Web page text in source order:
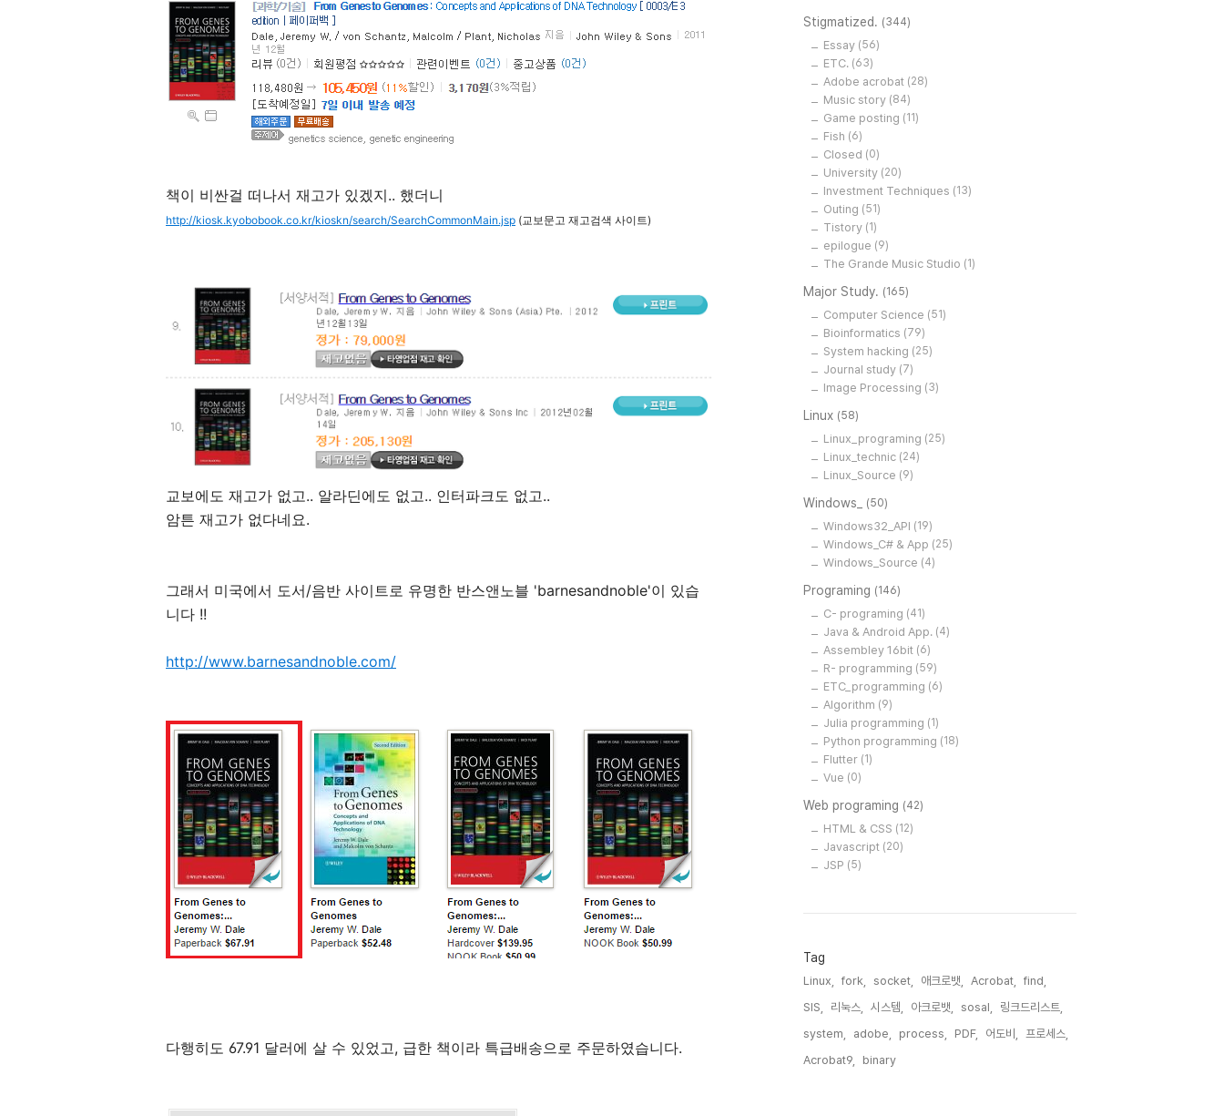
책이 비싼걸 떠나서 재고가 있겠지.. 했더니
http://kiosk.kyobobook.co.kr/kioskn/search/SearchCommonMain.jsp (교보문고 재고검색 사이트)
교보에도 재고가 없고.. 알라딘에도 없고.. 인터파크도 없고..
암튼 재고가 없다네요.
그래서 미국에서 도서/음반 사이트로 유명한 반스앤노블 'barnesandnoble'이 있습
니다 !!
http://www.barnesandnoble.com/
다행히도 67.91 달러에 살 수 있었고, 급한 책이라 특급배송으로 주문하였습니다.
Stigmatized. (344)
Essay (56)
ETC. (63)
Adobe acrobat (28)
Music story (84)
Game posting (11)
Fish (6)
Closed (0)
University (20)
Investment Techniques (13)
Outing (51)
Tistory (1)
epilogue (9)
The Grande Music Studio (1)
Major Study. (165)
Computer Science (51)
Bioinformatics (79)
System hacking (25)
Journal study (7)
Image Processing (3)
Linux (58)
Linux_programing (25)
Linux_technic (24)
Linux_Source (9)
Windows_ (50)
Windows32_API (19)
Windows_C# & App (25)
Windows_Source (4)
Programing (146)
C- programing (41)
Java & Android App. (4)
Assembley 16bit (6)
R- programming (59)
ETC_programming (6)
Algorithm (9)
Julia programming (1)
Python programming (18)
Flutter (1)
Vue (0)
Web programing (42)
HTML & CSS (12)
Javascript (20)
JSP (5)
Tag
Linux, fork, socket, 애크로뱃, Acrobat,
find,
SIS,
리눅스, 시스템, 아크로뱃, sosal,
링크드리스트,
system,
adobe, process, PDF, 어도비,
프로세스,
Acrobat9,
binary,